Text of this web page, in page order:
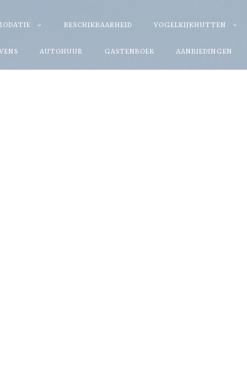
BESCHIKBAARHEID VOGELKIJKHUTTEN
AUTOHUUR GASTENBOEK AANBIEDINGEN